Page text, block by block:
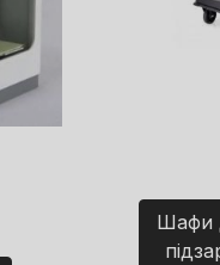
Шафи